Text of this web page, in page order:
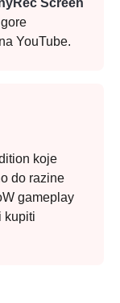
Screen
YouTube.
koje
do razine
gameplay
kupiti